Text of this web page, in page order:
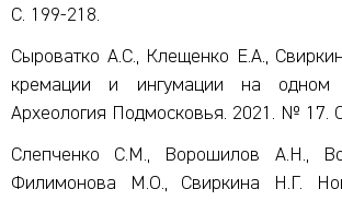
С. 199-218.
Сыроватко А.С., Клещенко Е.А.,
кремации и ингумации на одном
Археология Подмосковья. 2021. № 17.
Слепченко С.М., Ворошилов А.Н.,
Филимонова М.О., Свиркина Н.Г.